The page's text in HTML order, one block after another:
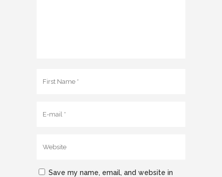
Save my name, email, and website in